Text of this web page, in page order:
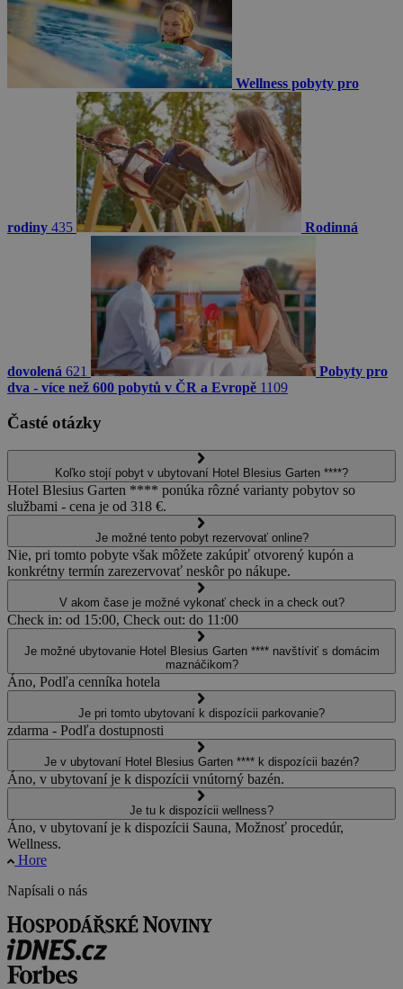
Wellness pobyty pro
rodiny 435 Rodinná
dovolená 621
Pobyty pro
dva - více než 600 pobytů v ČR a Evropě 1109
Časté otázky
Koľko stojí pobyt v ubytovaní Hotel Blesius Garten ****?
Hotel Blesius Garten **** ponúka rôzné varianty pobytov so
službami - cena je od 318 €.
Je možné tento pobyt rezervovať online?
Nie, pri tomto pobyte však môžete zakúpiť otvorený kupón a
konkrétny termín zarezervovať neskôr po nákupe.
V akom čase je možné vykonať check in a check out?
Check in: od 15:00, Check out: do 11:00
Je možné ubytovanie Hotel Blesius Garten **** navštíviť s domácim
maznáčikom?
Áno, Podľa cenníka hotela
Je pri tomto ubytovaní k dispozícii parkovanie?
zdarma - Podľa dostupnosti
Je v ubytovaní Hotel Blesius Garten **** k dispozícii bazén?
Áno, v ubytovaní je k dispozícii vnútorný bazén.
Je tu k dispozícii wellness?
Áno, v ubytovaní je k dispozícii Sauna, Možnosť procedúr,
Wellness.
Hore
Napísali o nás